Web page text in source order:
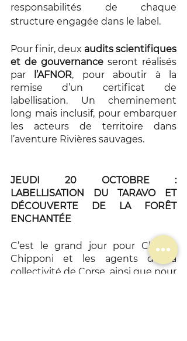
responsabilités de chaque
structure engagée dans le label.
Pour finir, deux audits scientifiques
et de gouvernance seront réalisés
par
l’AFNOR, pour aboutir à la
remise d’un certificat de
labellisation. Un cheminement
long mais inclusif, pour embarquer
les acteurs de territoire dans
l’aventure Rivières sauvages.
JEUDI 20 OCTOBRE :
LABELLISATION DU TARAVO ET
DÉCOUVERTE DE LA FORÊT
ENCHANTÉE
C’est le grand jour pour Charles
Chipponi et les agents de la
collectivité de Corse, ainsi que pour